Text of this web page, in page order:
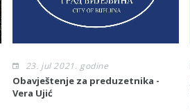
23. jul 2021. godine
Obavještenje za preduzetnika -
Vera Ujić